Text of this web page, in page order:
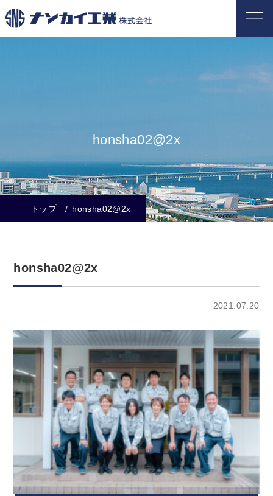
honsha02@2x
トップ honsha02@2x
honsha02@2x
2021.07.20